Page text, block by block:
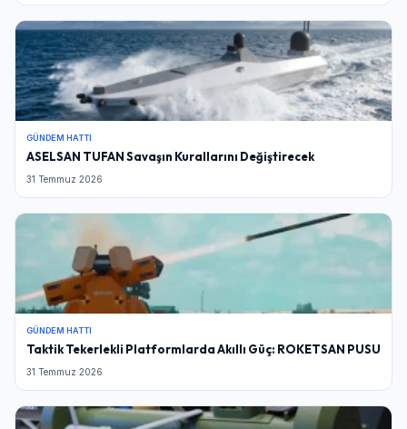
GÜNDEM HATTI
ASELSAN TUFAN Savaşın Kurallarını Değiştirecek
31 Temmuz 2026
GÜNDEM HATTI
Taktik Tekerlekli Platformlarda Akıllı Güç: ROKETSAN PUSU
31 Temmuz 2026